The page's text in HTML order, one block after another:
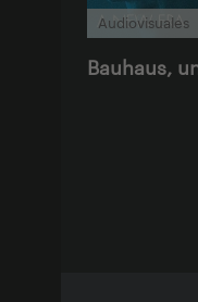
Audiovisuales
Bauhaus,